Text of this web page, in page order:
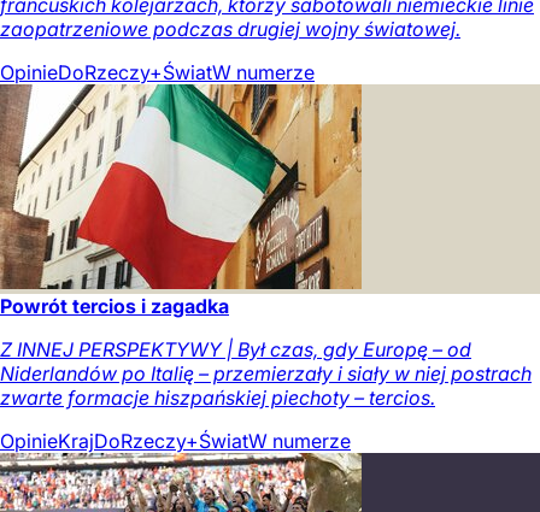
zaopatrzeniowe podczas drugiej wojny światowej.
OpinieDoRzeczy+ŚwiatW numerze
Powrót tercios i zagadka
Z INNEJ PERSPEKTYWY | Był czas, gdy Europę – od
Niderlandów po Italię – przemierzały i siały w niej postrach
zwarte formacje hiszpańskiej piechoty – tercios.
OpinieKrajDoRzeczy+ŚwiatW numerze